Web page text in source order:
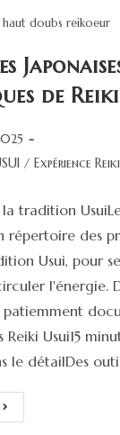
haut doubs reikoeur
de Reiki
/ Expérience Reiki
tradition
répertoire des
Usui, pour
l'énergie.
patiemment
Usui15
le détailDes